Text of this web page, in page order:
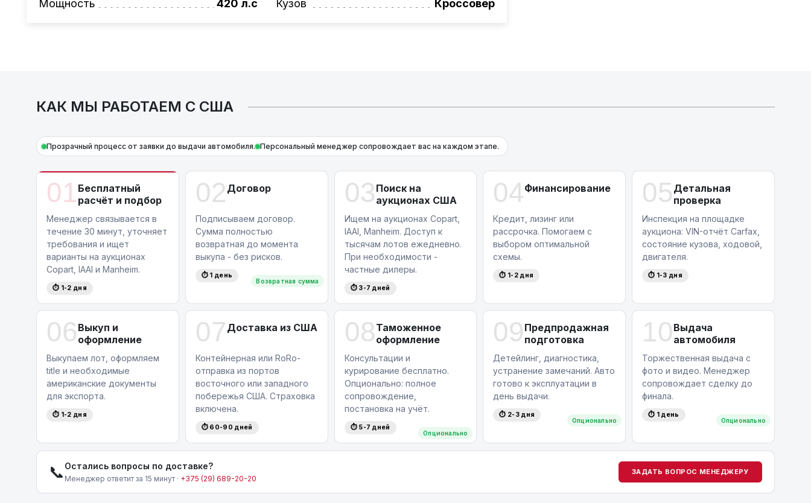
Мощность
420 л.с
Кузов
Кроссовер
КАК МЫ РАБОТАЕМ С США
Прозрачный процесс от заявки до выдачи автомобиля. Персональный менеджер сопровождает вас на каждом этапе.
01 Бесплатный
расчёт и подбор
Менеджер связывается в
течение 30 минут, уточняет
требования и ищет
варианты на аукционах
Copart, IAAI и Manheim.
⏱ 1-2 дня
02 Договор
Возвратная сумма
Подписываем договор.
Сумма полностью
возвратная до момента
выкупа - без рисков.
⏱ 1 день
03 Поиск на
аукционах США
Ищем на аукционах Copart,
IAAI, Manheim. Доступ к
тысячам лотов ежедневно.
При необходимости -
частные дилеры.
⏱ 3-7 дней
04Финансирование
Кредит, лизинг или
рассрочка. Помогаем с
выбором оптимальной
схемы.
⏱ 1-2 дня
05 Детальная
проверка
Инспекция на площадке
аукциона: VIN-отчёт Carfax,
состояние кузова, ходовой,
двигателя.
⏱ 1-3 дня
06 Выкуп и
оформление
Выкупаем лот, оформляем
title и необходимые
американские документы
для экспорта.
⏱ 1-2 дня
07 Доставка из США
Контейнерная или RoRo-
отправка из портов
восточного или западного
побережья США. Страховка
включена.
⏱ 60-90 дней
08 Таможенное
оформление
Опционально
Консультации и
курирование бесплатно.
Опционально: полное
сопровождение,
постановка на учёт.
⏱ 5-7 дней
09 Предпродажная
подготовка
Опционально
Детейлинг, диагностика,
устранение замечаний. Авто
готово к эксплуатации в
день выдачи.
⏱ 2-3 дня
10 Выдача
автомобиля
Опционально
Торжественная выдача с
фото и видео. Менеджер
сопровождает сделку до
финала.
⏱ 1 день
📞 Остались вопросы по доставке?
Менеджер ответит за 15 минут · +375 (29) 689-20-20
ЗАДАТЬ ВОПРОС МЕНЕДЖЕРУ